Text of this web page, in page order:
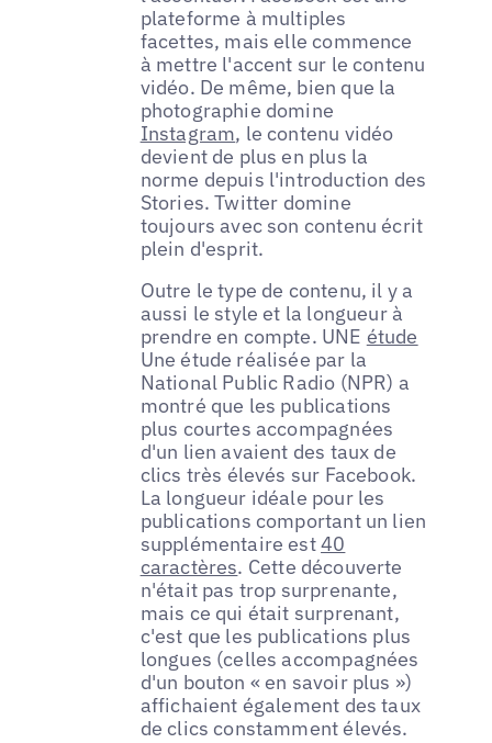
plateforme à multiples
facettes, mais elle commence
à mettre l'accent sur le contenu
vidéo. De même, bien que la
photographie domine
Instagram, le contenu vidéo
devient de plus en plus la
norme depuis l'introduction des
Stories. Twitter domine
toujours avec son contenu écrit
plein d'esprit.
Outre le type de contenu, il y a
aussi le style et la longueur à
prendre en compte. UNE étude
Une étude réalisée par la
National Public Radio (NPR) a
montré que les publications
plus courtes accompagnées
d'un lien avaient des taux de
clics très élevés sur Facebook.
La longueur idéale pour les
publications comportant un lien
supplémentaire est40
caractères. Cette découverte
n'était pas trop surprenante,
mais ce qui était surprenant,
c'est que les publications plus
longues (celles accompagnées
d'un bouton « en savoir plus »)
affichaient également des taux
de clics constamment élevés.